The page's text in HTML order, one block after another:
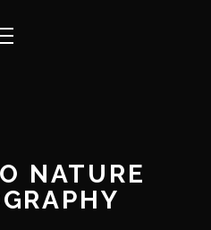
NATURE